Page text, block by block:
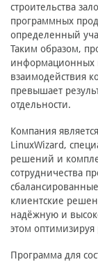
строительства
программных
определенный
Таким образом,
информационных
взаимодействия
превышает
отдельности.
Компания
LinuxWizard,
решений и
сотрудничества
клиентские
надёжную и
этом оптимизируя
Программа для